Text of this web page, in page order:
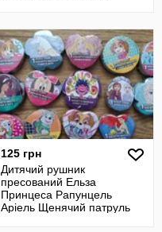
125 грн
Дитячий рушник
пресований Ельза
Принцеса Рапунцель
Аріель Щенячий патруль